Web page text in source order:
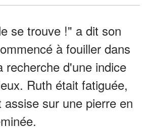
se trouve !" a dit son
à fouiller dans
recherche d'une indice
Ruth était fatiguée,
sur une pierre en